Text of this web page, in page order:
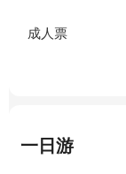
成人票
一日游